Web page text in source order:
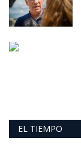
EL TIEMPO